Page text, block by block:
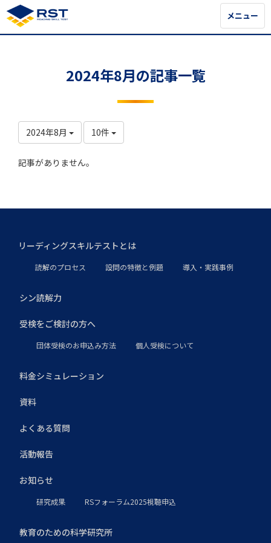
メニュー
メニュー
2024年8月の記事一覧
2024年8月 10件
記事がありません。
リーディングスキルテストとは
読解のプロセス 設問の特徴と例題 導入・実践事例
シン読解力
受検をご検討の方へ
団体受検のお申込み方法 個人受検について
料金シミュレーション
資料
よくある質問
活動報告
お知らせ
研究成果 RSフォーラム2025視聴申込
教育のための科学研究所